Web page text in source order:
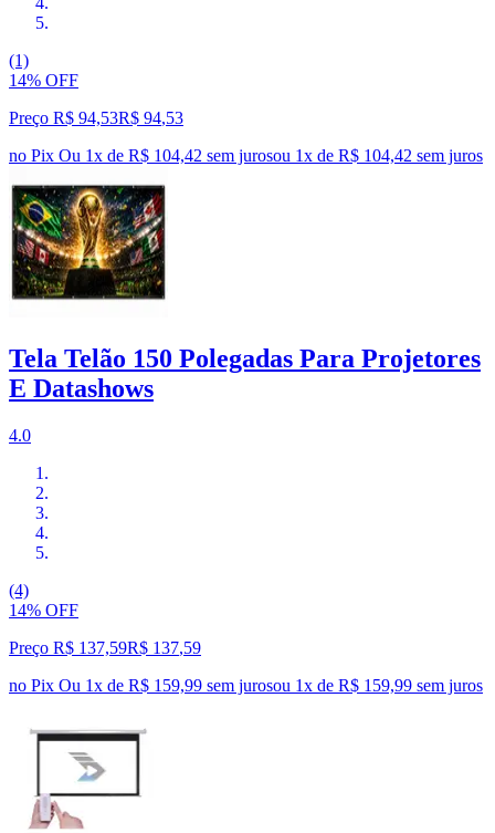
(1)
14% OFF
Preço R$ 94,53R$ 94,53
no Pix Ou 1x de R$ 104,42 sem jurosou 1x de R$ 104,42 sem juros
Tela Telão 150 Polegadas Para Projetores
E Datashows
4.0
(4)
14% OFF
Preço R$ 137,59R$ 137,59
no Pix Ou 1x de R$ 159,99 sem jurosou 1x de R$ 159,99 sem juros